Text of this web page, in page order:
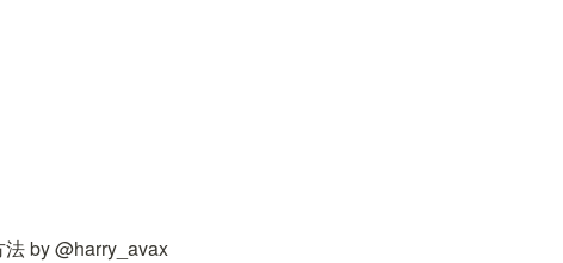
by @harry_avax